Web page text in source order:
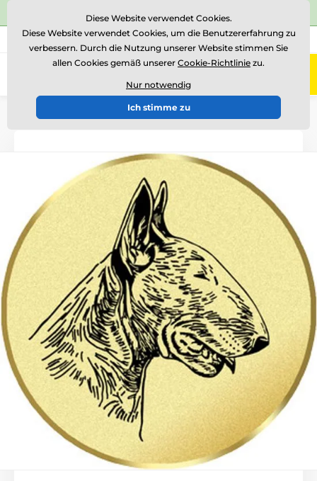
⭐Siehe 504 verifizierte Bewertungen auf
Rufen Sie uns an (Mo-Fr 15-18) +43 676 361 37 22
0
Einführung Logotypen und Embleme
Diese Website verwendet Cookies.
Diese Website verwendet Cookies, um die Benutzererfahrung zu
verbessern. Durch die Nutzung unserer Website stimmen Sie
allen Cookies gemäß unserer Cookie-Richtlinie zu.
Nur notwendig
Ich stimme zu